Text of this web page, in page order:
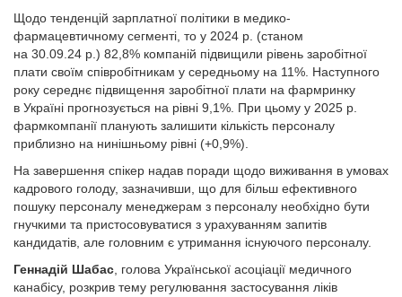
Щодо тенденцій зарплатної політики в медико-
фармацевтичному сегменті, то у 2024 р. (станом
на 30.09.24 р.) 82,8% компаній підвищили рівень заробітної
плати своїм співробітникам у середньому на 11%. Наступного
року середнє підвищення заробітної плати на фармринку
в Украї­ні прогнозується на рівні 9,1%. При цьому у 2025 р.
фармкомпанії планують залишити кількість персоналу
приблизно на нинішньому рівні (+0,9%).
На завершення спікер надав поради щодо виживання в умовах
кадрового голоду, зазначивши, що для більш ефективного
пошуку персоналу менеджерам з персоналу необхідно бути
гнучкими та пристосовуватися з урахуванням запитів
кандидатів, але головним є утримання існуючого персоналу.
Геннадій Шабас , голова Української асоціації медичного
канабісу, розкрив тему регулювання застосування ліків